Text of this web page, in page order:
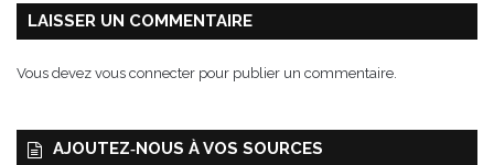
LAISSER UN COMMENTAIRE
Vous devez vous connecter pour publier un commentaire.
AJOUTEZ‑NOUS À VOS SOURCES